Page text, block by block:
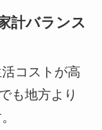
計バランス
コストが高
も地方より